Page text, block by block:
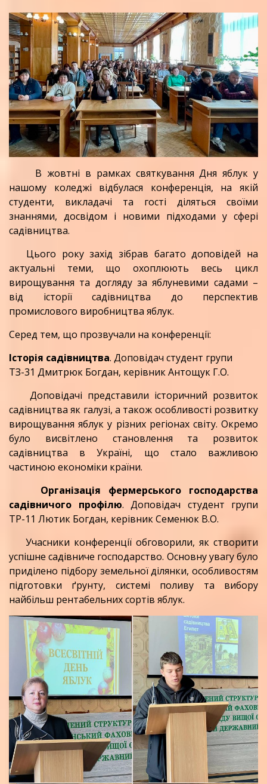
В жовтні в рамках святкування Дня яблук у
нашому коледжі відбулася конференція, на якій
студенти, викладачі та гості діляться своїми
знаннями, досвідом і новими підходами у сфері
садівництва.
Цього року захід зібрав багато доповідей на
актуальні теми, що охоплюють весь цикл
вирощування та догляду за яблуневими садами –
від історії садівництва до перспектив
промислового виробництва яблук.
Серед тем, що прозвучали на конференції:
Історія садівництва. Доповідач студент групи
ТЗ-31 Дмитрюк Богдан, керівник Антощук Г.О.
Доповідачі представили історичний розвиток
садівництва як галузі, а також особливості розвитку
вирощування яблук у різних регіонах світу. Окремо
було висвітлено становлення та розвиток
садівництва в Україні, що стало важливою
частиною економіки країни.
Організація фермерського господарства
садівничого профілю. Доповідач студент групи
ТР-11 Лютик Богдан, керівник Семенюк В.О.
Учасники конференції обговорили, як створити
успішне садівниче господарство. Основну увагу було
приділено підбору земельної ділянки, особливостям
підготовки ґрунту, системі поливу та вибору
найбільш рентабельних сортів яблук.